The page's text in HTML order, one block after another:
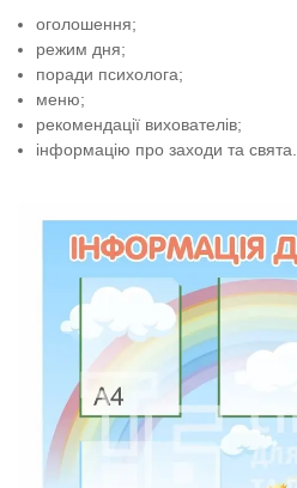
оголошення;
режим дня;
поради психолога;
меню;
рекомендації вихователів;
інформацію про заходи та свята.